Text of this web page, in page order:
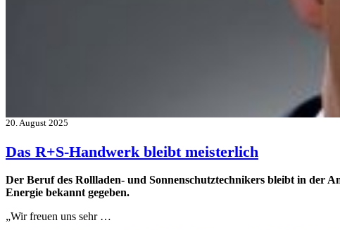
20. August 2025
Das R+S-Handwerk bleibt meisterlich
Der Beruf des Rollladen- und Sonnenschutztechnikers bleibt in der
Energie bekannt gegeben.
„Wir freuen uns sehr …